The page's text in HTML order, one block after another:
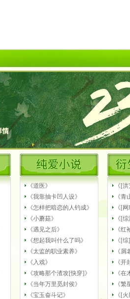
《道医》
《我靠抽卡凹人设》
《怎样把暗恋的人钓成》
《小蘑菇》
《遇见之后》
《想起我叫什么了吗》
《太监的职业素养》
《入戏》
《攻略那个渣攻[快穿]》
《当年万里觅封侯》
《宝玉奋斗记》
《[
《
《[
《[
《红
《[
《
《
《
《繁
《[